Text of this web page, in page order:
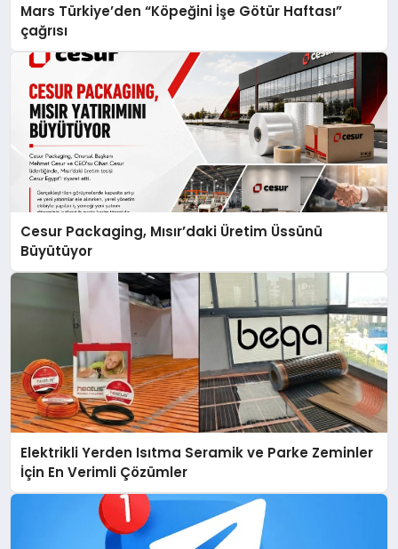
Mars Türkiye’den “Köpeğini İşe Götür Haftası”
çağrısı
Cesur Packaging, Mısır’daki Üretim Üssünü
Büyütüyor
Elektrikli Yerden Isıtma Seramik ve Parke Zeminler
İçin En Verimli Çözümler